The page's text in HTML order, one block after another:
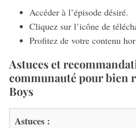
Accéder à l’épisode désiré.
Cliquez sur l’icône de
Profitez de votre contenu
Astuces et
communauté pour bien
Boys
Astuces :